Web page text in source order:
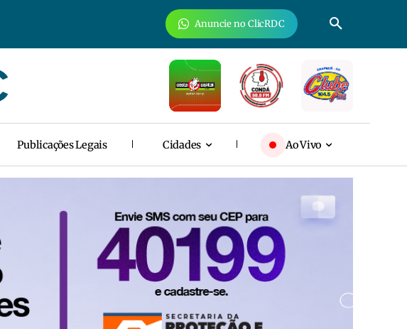
Anuncie no ClicRDC
Publicações Legais Cidades Ao Vivo